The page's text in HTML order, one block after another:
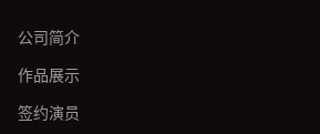
公司简介
作品展示
签约演员